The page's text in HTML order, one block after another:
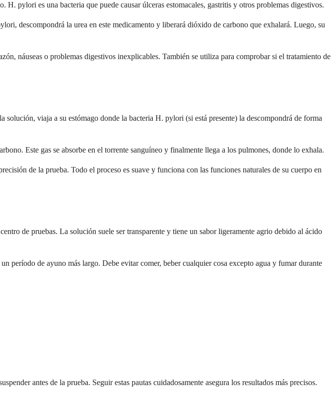
pylori es una bacteria que puede causar úlceras estomacales, gastritis y otros problemas digestivos.
descompondrá la urea en este medicamento y liberará dióxido de carbono que exhalará. Luego, su
náuseas o problemas digestivos inexplicables. También se utiliza para comprobar si el tratamiento de
viaja a su estómago donde la bacteria H. pylori (si está presente) la descompondrá de forma
Este gas se absorbe en el torrente sanguíneo y finalmente llega a los pulmones, donde lo exhala.
de la prueba. Todo el proceso es suave y funciona con las funciones naturales de su cuerpo en
de pruebas. La solución suele ser transparente y tiene un sabor ligeramente agrio debido al ácido
período de ayuno más largo. Debe evitar comer, beber cualquier cosa excepto agua y fumar durante
antes de la prueba. Seguir estas pautas cuidadosamente asegura los resultados más precisos.